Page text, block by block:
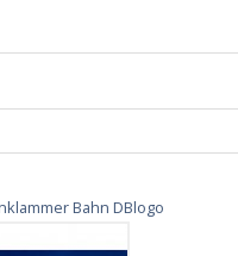
Bahn DBlogo